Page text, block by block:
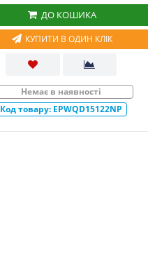
ДО КОШИКА
КУПИТИ В ОДИН КЛІК
Немає в наявності
Код товару: EPWQD15122NP